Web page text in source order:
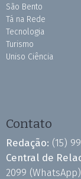
São Bento
Tá na Rede
Tecnologia
Turismo
Uniso Ciência
Contato
Redação: (15)
Central de
2099 (WhatsApp)